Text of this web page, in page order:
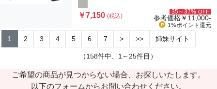
￥7,150(税込)
35～37% OFF
参考価格￥11,000-
1%ポイント 還元
1 2 3 4 5 6 7 > >> 姉妹サイト
（158件中、1～25件目）
ご希望の商品が見つからない場合、お探しいたします。
以下のフォームからお問い合わせください。